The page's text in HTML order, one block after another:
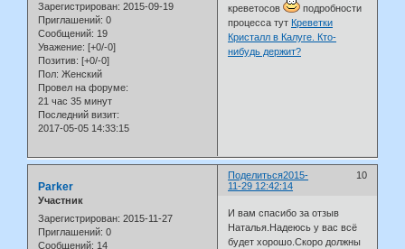
Зарегистрирован: 2015-09-19
Приглашений: 0
Сообщений: 19
Уважение: [+0/-0]
Позитив: [+0/-0]
Пол: Женский
Провел на форуме:
21 час 35 минут
Последний визит:
2017-05-05 14:33:15
креветосов
подробности
процесса тут Креветки
Кристалл в Калуге. Кто-
нибудь держит?
Поделиться 10
2015-
11-29 12:42:14
Parker
Участник
Зарегистрирован: 2015-11-27
Приглашений: 0
Сообщений: 14
И вам спасибо за отзыв
Наталья.Надеюсь у вас всё
будет хорошо.Скоро должны